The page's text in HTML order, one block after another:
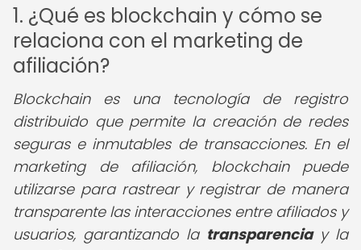
1. ¿Qué es blockchain y cómo se
relaciona con el marketing de
afiliación?
Blockchain es una tecnología de registro
distribuido que permite la creación de redes
seguras e inmutables de transacciones. En el
marketing de afiliación, blockchain puede
utilizarse para rastrear y registrar de manera
transparente las interacciones entre afiliados y
usuarios, garantizando la transparenciay la